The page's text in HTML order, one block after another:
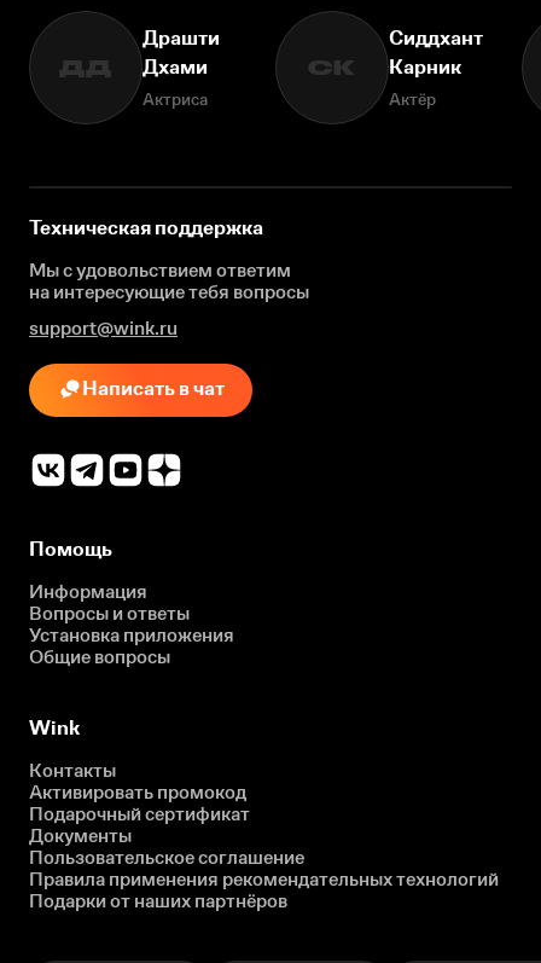
ДД
Драшти
Дхами
Актриса
СК
Сиддхант
Карник
Актёр
Техническая поддержка
Мы с удовольствием ответим
на интересующиетебя вопросы
support@wink.ru
Написать в чат
Помощь
Информация
Вопросы и ответы
Установка приложения
Общие вопросы
Wink
Контакты
Активировать промокод
Подарочный сертификат
Документы
Пользовательское соглашение
Правила применения рекомендательных технологий
Подарки от наших партнёров